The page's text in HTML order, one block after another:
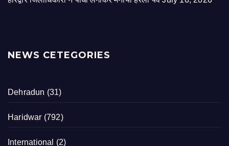
NEWS CETEGORIES
Dehradun (31)
Haridwar (792)
International (2)